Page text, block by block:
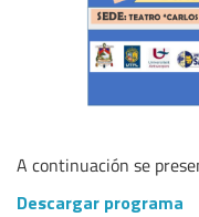
A continuación se
Descargar programa